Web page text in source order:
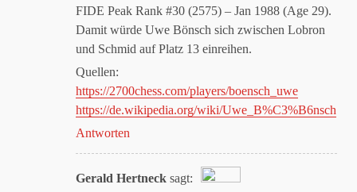
FIDE Peak Rank #30 (2575) – Jan 1988 (Age 29).
Damit würde Uwe Bönsch sich zwischen Lobron
und Schmid auf Platz 13 einreihen.
Quellen:
https://2700chess.com/players/boensch_uwe
https://de.wikipedia.org/wiki/Uwe_B%C3%B6nsch
Antworten
Gerald Hertneck sagt: